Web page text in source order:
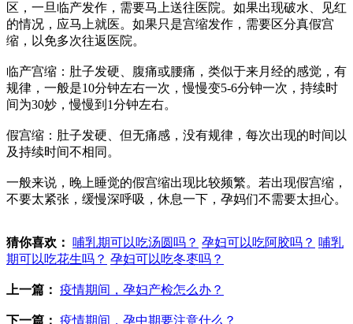
区，一旦临产发作，需要马上送往医院。如果出现破水、见红
的情况，应马上就医。如果只是宫缩发作，需要区分真假宫
缩，以免多次往返医院。
临产宫缩：肚子发硬、腹痛或腰痛，类似于来月经的感觉，有
规律，一般是10分钟左右一次，慢慢变5-6分钟一次，持续时
间为30妙，慢慢到1分钟左右。
假宫缩：肚子发硬、但无痛感，没有规律，每次出现的时间以
及持续时间不相同。
一般来说，晚上睡觉的假宫缩出现比较频繁。若出现假宫缩，
不要太紧张，缓慢深呼吸，休息一下，孕妈们不需要太担心。
猜你喜欢： 哺乳期可以吃汤圆吗？ 孕妇可以吃阿胶吗？ 哺乳
期可以吃花生吗？ 孕妇可以吃冬枣吗？
上一篇： 疫情期间，孕妇产检怎么办？
下一篇： 疫情期间，孕中期要注意什么？